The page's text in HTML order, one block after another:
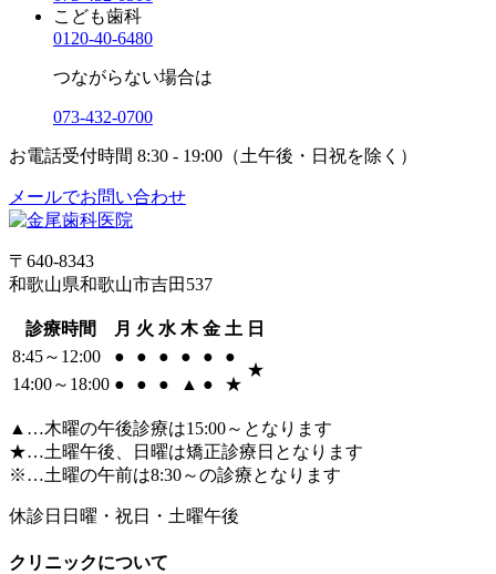
こども歯科
0120-40-6480
つながらない場合は
073-432-0700
お電話受付時間 8:30 - 19:00（土午後・日祝を除く）
メールでお問い合わせ
〒640-8343
和歌山県和歌山市吉田537
診療時間 月 火 水 木 金 土 日
8:45～12:00
● ● ● ● ● ●
★
14:00～18:00 ● ● ● ▲ ● ★
▲…木曜の午後診療は15:00～となります
★…土曜午後、日曜は矯正診療日となります
※…土曜の午前は8:30～の診療となります
休診日 日曜・祝日・土曜午後
クリニックについて